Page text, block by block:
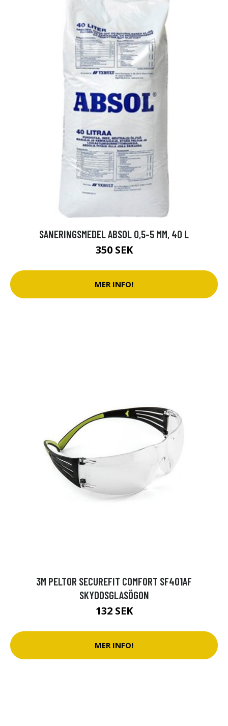
SANERINGSMEDEL ABSOL 0,5-5 MM, 40 L
350 SEK
MER INFO!
3M PELTOR SECUREFIT COMFORT SF401AF
SKYDDSGLASÖGON
132 SEK
MER INFO!